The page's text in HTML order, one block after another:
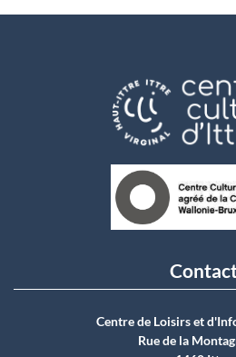
Centre de Loisirs et
Rue de la